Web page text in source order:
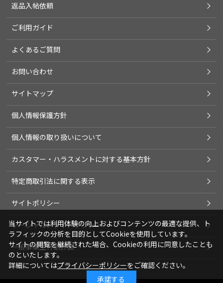
返品入帖依頼
ご利用ガイド
よくあるご質問
お問い合わせ
サイトマップ
個人情報保護方針
個人情報の取り扱いについて
カスタマー・ハラスメントに対する基本方針
特定商取引法に関する表示
サイトポリシー
ソーシャルメディアポリシー
一般事業主行動計画
当サイトでは利用体験の向上およびコンテンツの最適な提供、ト
ラフィックの分析を目的としてCookieを使用しています。
サイトの閲覧を継続された場合、Cookieの利用に同意したことも
のといたします。
詳細についてはプライバシーポリシーをご確認ください。
承諾する